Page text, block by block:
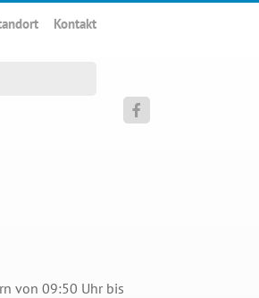
Kontakt

von 09:50 Uhr bis